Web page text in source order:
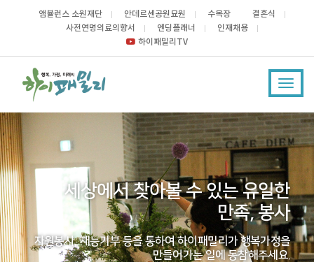
앰뷸런스 소원재단 안데르센공원묘원 수목장
결혼식
사전연명의료의향서
엔딩플래너
인재채용
하이패밀리TV
세상에서 찾아볼 수 있는 유일한
만족, 봉사
자원봉사, 재능기부 등을 통하여하이패밀리가 행복가정을
만들어가는 일에 동참해주세요.